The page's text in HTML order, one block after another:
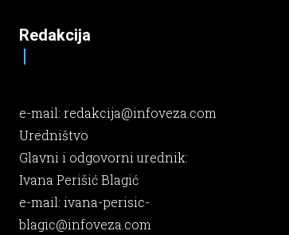
Redakcija
e-mail:redakcija@infoveza.com
Uredništvo
Glavni i odgovorni urednik:
Ivana Perišić Blagić
e-mail:ivana-perisic-
blagic@infoveza.com